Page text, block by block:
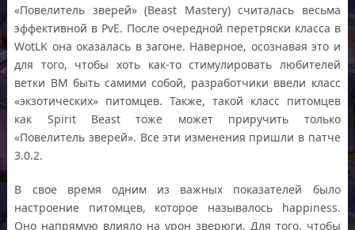
«Повелитель зверей» (Beast Mastery) считалась весьма
эффективной в PvE. После очередной перетряски класса в
WotLK она оказалась в загоне. Наверное, осознавая это и
для того, чтобы хоть как-то стимулировать любителей
ветки BM быть самими собой, разработчики ввели класс
«экзотических» питомцев. Также, такой класс питомцев
как Spirit Beast тоже может приручить только
«Повелитель зверей». Все эти изменения пришли в патче
3.0.2.
В свое время одним из важных показателей было
настроение питомцев, которое называлось happiness.
Оно напрямую влияло на урон зверюги. Для того, чтобы